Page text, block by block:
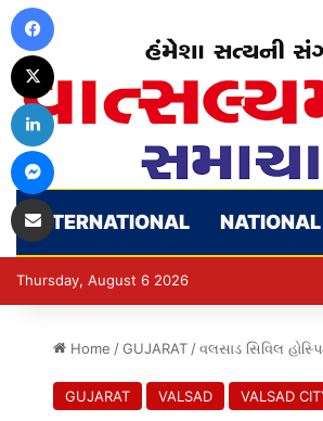
INTERNATIONAL NATIONAL
Thursday, August 6 2026
Home / GUJARAT / વલસાડ સિવિલ
GUJARAT VALSAD VALSAD
LinkedIn